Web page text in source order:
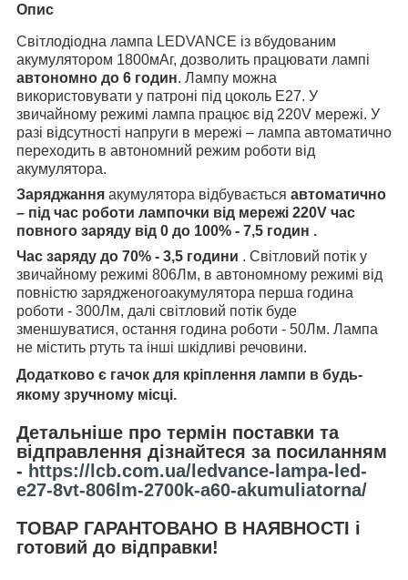
Опис
Світлодіодна лампа LEDVANCE із вбудованим
акумулятором 1800мАг, дозволить працювати лампі
автономно до 6 годин. Лампу можна
використовувати у патроні під цоколь E27. У
звичайному режимі лампа працює від 220V мережі. У
разі відсутності напруги в мережі – лампа автоматично
переходить в автономний режим роботи від
акумулятора.
Заряджання акумулятора відбувається автоматично
– під час роботи лампочки від мережі 220V час
повного заряду від 0 до 100% - 7,5 годин .
Час заряду до 70% - 3,5 години . Світловий потік у
звичайному режимі 806Лм, в автономному режимі від
повністю зарядженогоакумулятора перша година
роботи - 300Лм, далі світловий потік буде
зменшуватися, остання година роботи - 50Лм. Лампа
не містить ртуть та інші шкідливі речовини.
Додатково є гачок для кріплення лампи в будь-
якому зручному місці.
Детальніше про термін поставки та
відправлення дізнайтеся за посиланням
- https://lcb.com.ua/ledvance-lampa-led-
e27-8vt-806lm-2700k-a60-akumuliatorna/
ТОВАР ГАРАНТОВАНО В НАЯВНОСТІ і
готовий до відправки!